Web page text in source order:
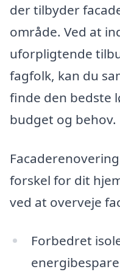
der tilbyder
område. Ved at
uforpligtende
fagfolk, kan du
finde den bedste
budget og behov.
forskel for dit
ved at overveje
Forbedret